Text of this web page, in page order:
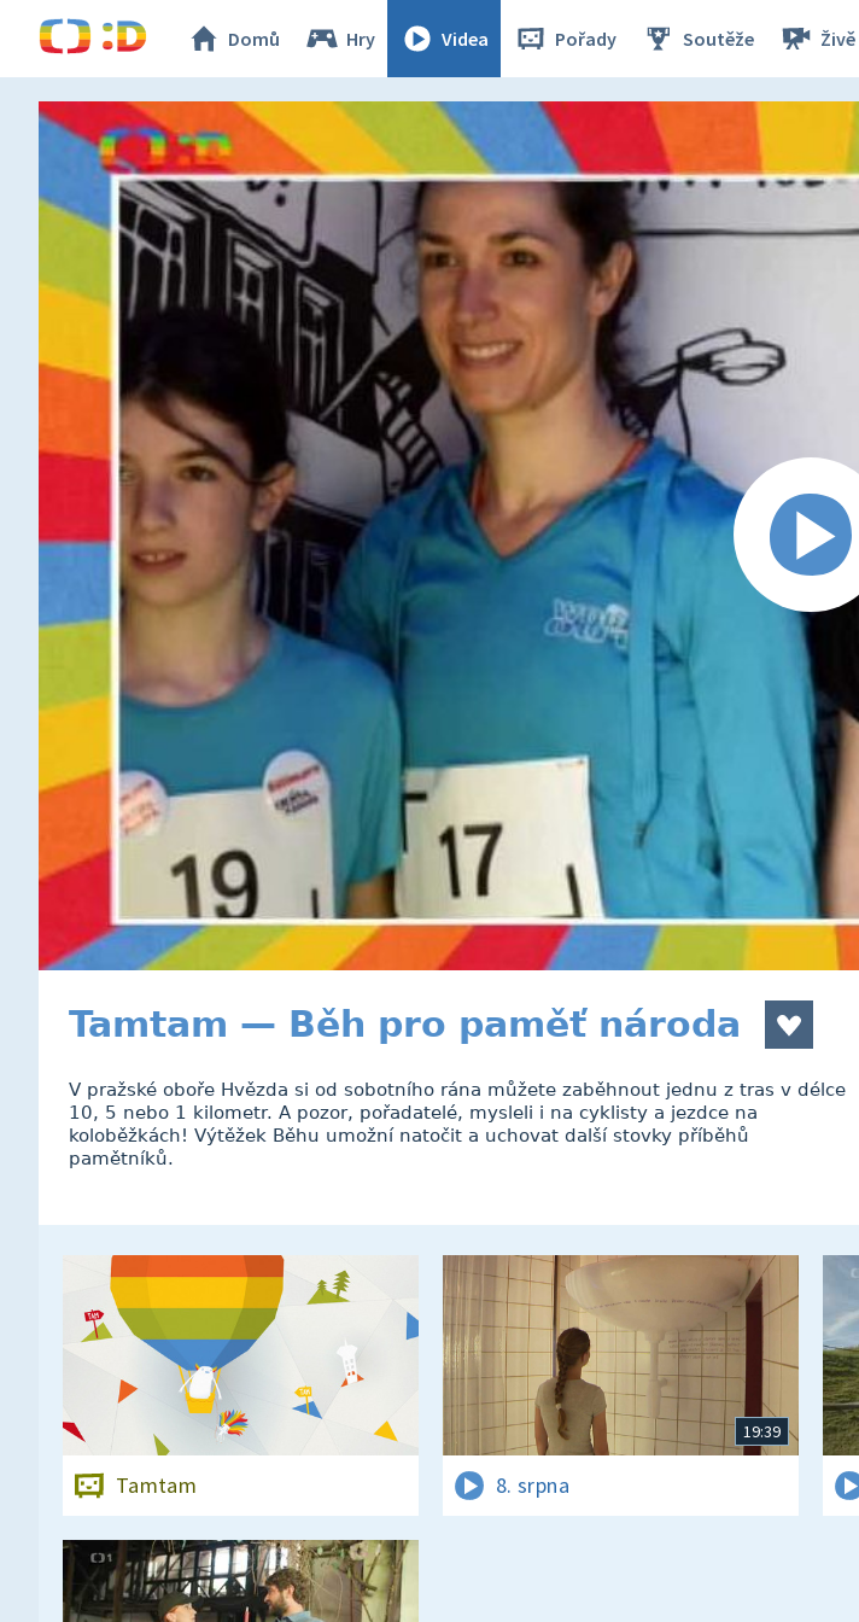
Domů Hry Videa Pořady Soutěže Živě
Tamtam — Běh pro paměť národa
V pražské oboře Hvězda si od sobotního rána můžete zaběhnout jednu z tras v délce
10, 5 nebo 1 kilometr. A pozor, pořadatelé, mysleli i na cyklisty a jezdce na
koloběžkách! Výtěžek Běhu umožní natočit a uchovat další stovky příběhů
pamětníků.
Tamtam
19:39
8. srpna